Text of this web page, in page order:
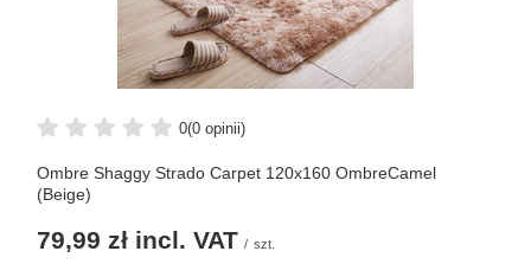
0(0 opinii)
Ombre Shaggy Strado Carpet 120x160 OmbreCamel
(Beige)
79,99 zł incl. VAT / szt.